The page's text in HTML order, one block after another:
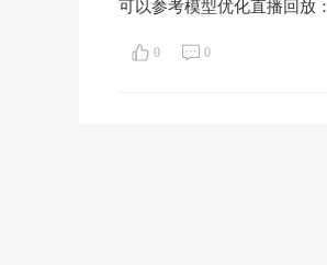
可以参考模型优化直播回放：
0 0